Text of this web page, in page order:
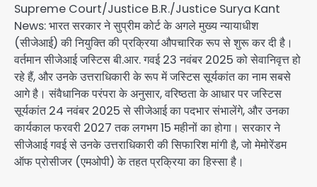
Supreme Court/Justice B.R./Justice Surya Kant
News: भारत सरकार ने सुप्रीम कोर्ट के अगले मुख्य न्यायाधीश
(सीजेआई) की नियुक्ति की प्रक्रिया औपचारिक रूप से शुरू कर दी है।
वर्तमान सीजेआई जस्टिस बी.आर. गवई 23 नवंबर 2025 को सेवानिवृत्त हो
रहे हैं, और उनके उत्तराधिकारी के रूप में जस्टिस सूर्यकांत का नाम सबसे
आगे है। संवैधानिक परंपरा के अनुसार, वरिष्ठता के आधार पर जस्टिस
सूर्यकांत 24 नवंबर 2025 से सीजेआई का पदभार संभालेंगे, और उनका
कार्यकाल फरवरी 2027 तक लगभग 15 महीनों का होगा। सरकार ने
सीजेआई गवई से उनके उत्तराधिकारी की सिफारिश मांगी है, जो मेमोरेंडम
ऑफ प्रोसीजर (एमओपी) के तहत प्रक्रिया का हिस्सा है।